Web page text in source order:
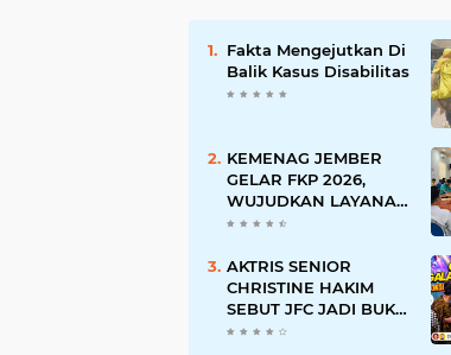
Fakta Mengejutkan Di
Balik Kasus Disabilitas
KEMENAG JEMBER
GELAR FKP 2026,
WUJUDKAN LAYANAN
BERSINAR DAN
AKTRIS SENIOR
CHRISTINE HAKIM
SEBUT JFC JADI BUKTI
KREATIVITAS ANAK